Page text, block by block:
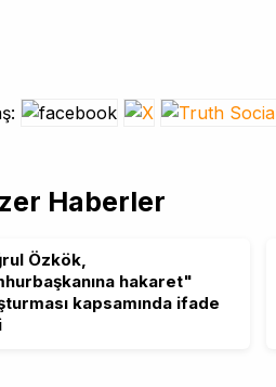
Haberler
Özkök,
hakaret"
kapsamında ifade